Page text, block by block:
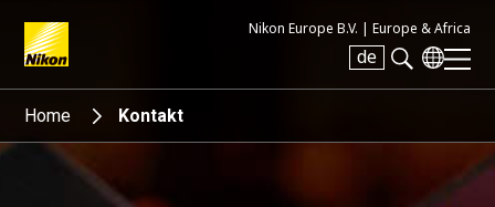
Nikon Europe B.V. | Europe & Africa
de
Search keyword(s)
Home Kontakt